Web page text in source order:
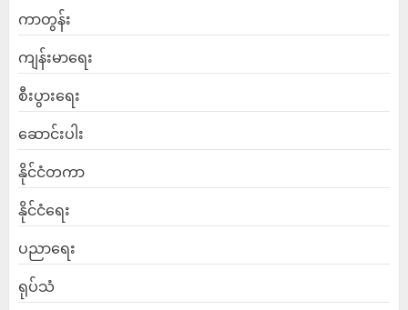
ကာတွန်း
ကျန်းမာရေး
စီးပွားရေး
ဆောင်းပါး
နိုင်ငံတကာ
နိုင်ငံရေး
ပညာရေး
ရုပ်သံ